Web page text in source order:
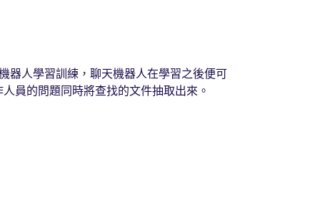
器人學習訓練，聊天機器人在學習之後便可
員的問題同時將查找的文件抽取出來。